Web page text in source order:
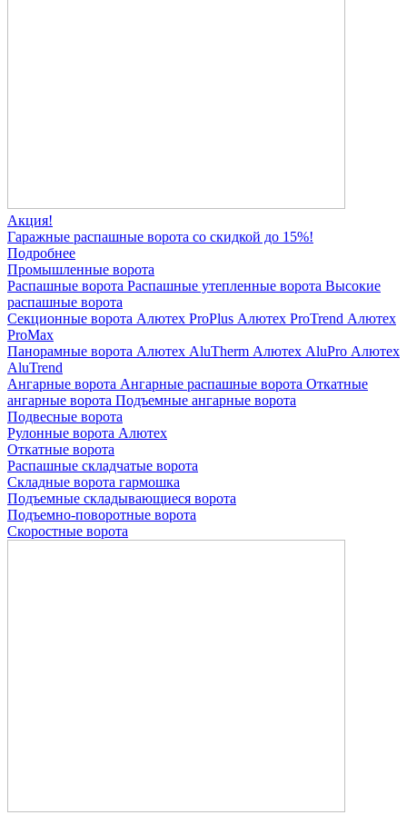
Акция!
Гаражные распашные ворота со скидкой до 15%!
Подробнее
Промышленные ворота
Распашные ворота Распашные утепленные ворота Высокие
распашные ворота
Секционные ворота Алютех ProPlus Алютех ProTrend Алютех
ProMax
Панорамные ворота Алютех AluTherm Алютех AluPro Алютех
AluTrend
Ангарные ворота Ангарные распашные ворота Откатные
ангарные ворота Подъемные ангарные ворота
Подвесные ворота
Рулонные ворота Алютех
Откатные ворота
Распашные складчатые ворота
Складные ворота гармошка
Подъемные складывающиеся ворота
Подъемно-поворотные ворота
Скоростные ворота